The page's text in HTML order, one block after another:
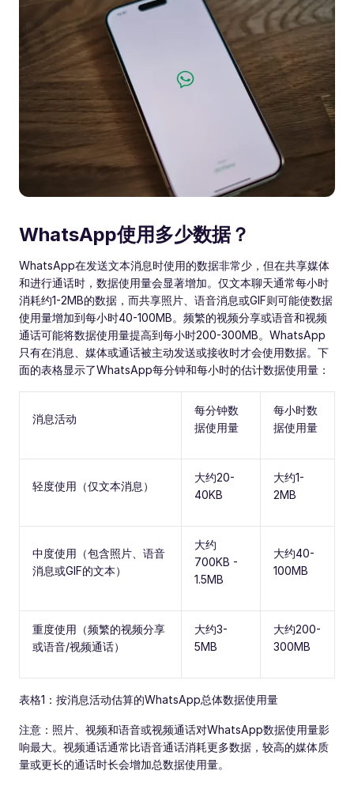
WhatsApp使用多少数据？
WhatsApp在发送文本消息时使用的数据非常少，但在共享媒体
和进行通话时，数据使用量会显著增加。仅文本聊天通常每小时
消耗约1-2MB的数据，而共享照片、语音消息或GIF则可能使数据
使用量增加到每小时40-100MB。频繁的视频分享或语音和视频
通话可能将数据使用量提高到每小时200-300MB。WhatsApp
只有在消息、媒体或通话被主动发送或接收时才会使用数据。下
面的表格显示了WhatsApp每分钟和每小时的估计数据使用量：
消息活动
每分钟数
据使用量
每小时数
据使用量
轻度使用（仅文本消息）
大约20-
40KB
大约1-
2MB
中度使用（包含照片、语音
消息或GIF的文本）
大约
700KB -
1.5MB
大约40-
100MB
重度使用（频繁的视频分享
或语音/视频通话）
大约3-
5MB
大约200-
300MB
表格1：按消息活动估算的WhatsApp总体数据使用量
注意：照片、视频和语音或视频通话对WhatsApp数据使用量影
响最大。视频通话通常比语音通话消耗更多数据，较高的媒体质
量或更长的通话时长会增加总数据使用量。